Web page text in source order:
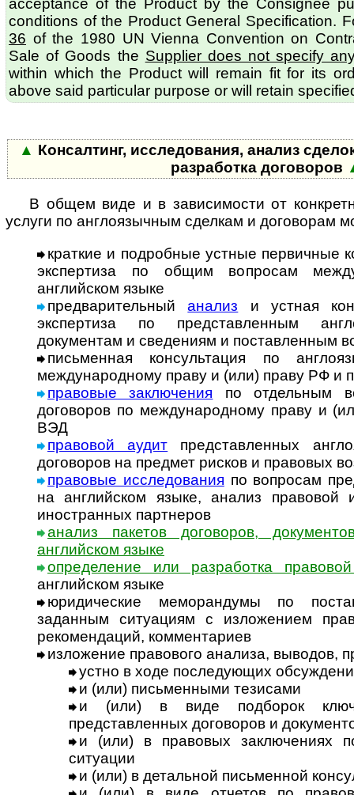
conditions of the Product General Specification.
36 of the 1980 UN Vienna Convention on
Sale of Goods the Supplier does not specify
within which the Product will remain fit for its
above said particular purpose or will retain
▲ Консалтинг, исследования, анализ
разработка договоров
В общем виде и в зависимости от
услуги по англоязычным сделкам и договорам
краткие и подробные устные первичные
экспертиза по общим вопросам
английском языке
предварительныйанализ и устная
экспертиза по представленным
документам и сведениям и поставленным
письменная консультация по
международному праву и (или) праву РФ и
правовые заключения по отдельным
договоров по международному праву и
ВЭД
правовой аудит представленных
договоров на предмет рисков и правовых
правовые исследования по вопросам
на английском языке, анализ
иностранных партнеров
анализ пакетов договоров,
английском языке
определение или разработка
английском языке
юридические меморандумы по
заданным ситуациям с изложением
рекомендаций, комментариев
изложение правового анализа, выводов,
устно в ходе последующих
и (или) письменными тезисами
и (или) в виде подборок
представленных договоров и
и (или) в правовых заключениях
ситуации
и (или) в детальной письменной